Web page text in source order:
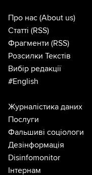
Про нас (About us)
Статті (RSS)
Фрагменти (RSS)
Розсилки Текстів
Вибір редакції
#English
Журналістика даних
Послуги
Фальшиві соціологи
Дезінформація
Disinfomonitor
Інтернам